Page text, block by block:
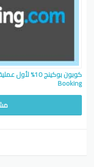
كوبون بوكينج
Booking